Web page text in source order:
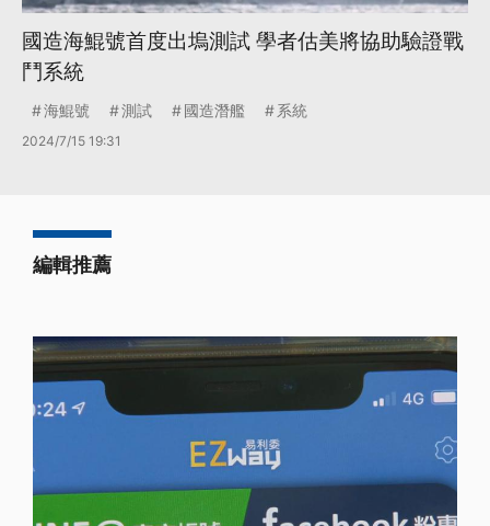
國造海鯤號首度出塢測試 學者估美將協助驗證戰
鬥系統
海鯤號 測試 國造潛艦 系統
2024/7/15 19:31
編輯推薦